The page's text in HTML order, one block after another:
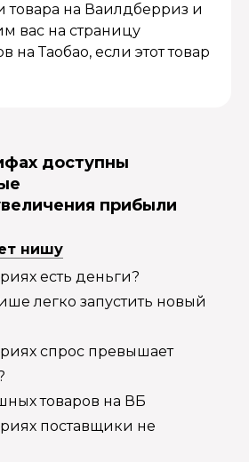
товара на Ваилдберриз и
вас на страницу
на Таобао, если этот товар
доступны
прибыли
нишу
есть деньги?
легко запустить новый
спрос превышает
товаров на ВБ
поставщики не